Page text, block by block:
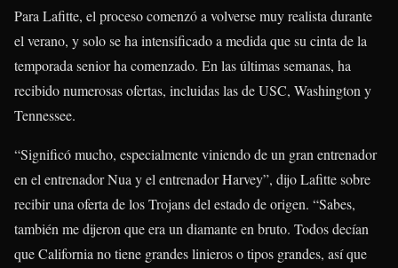
Para Lafitte, el proceso comenzó a volverse muy realista durante
el verano, y solo se ha intensificado a medida que su cinta de la
temporada senior ha comenzado. En las últimas semanas, ha
recibido numerosas ofertas, incluidas las de USC, Washington y
Tennessee.
“Significó mucho, especialmente viniendo de un gran entrenador
en el entrenador Nua y el entrenador Harvey”, dijo Lafitte sobre
recibir una oferta de los Trojans del estado de origen. “Sabes,
también me dijeron que era un diamante en bruto. Todos decían
que California no tiene grandes linieros o tipos grandes, así que